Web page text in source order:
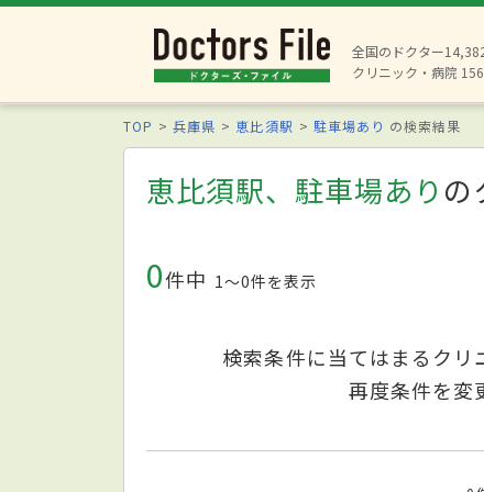
全国のドクター
クリニック・病院
TOP 兵庫県 恵比須駅 駐車場あり の検索結果
恵比須駅、駐車場あり の
0件中 1〜0件を表示
検索条件に当てはまるクリ
再度条件を変